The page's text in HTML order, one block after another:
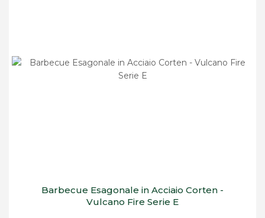
Barbecue Esagonale in Acciaio Corten -
Vulcano Fire Serie E